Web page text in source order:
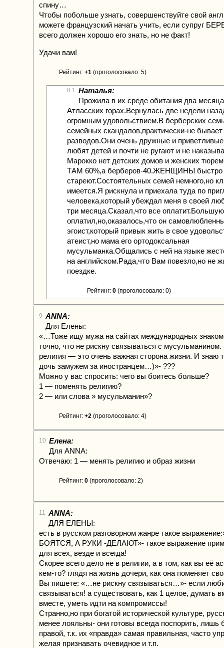
спину…
Чтобы побольше узнать, совершенствуйте свой
можете французский начать учить, если супруг
всего должен хорошо его знать, но не факт!
Удачи вам!
Рейтинг: +1 (проголосовало: 5)
8.1 Наталья:
Прожила в их среде обитания два
Атласских горах.Вернулась две недели
огромным удовольствием.В берберских
семейных скандалов,практически-не бывает
разводов.Они очень дружные и
любят детей и почти не ругают и не
Марокко нет детских домов и женских
ТАМ 60%,а берберов-40.ЖЕНЩИНЫ быстро
стареют.Состоятельных семей немного,но
имеется.Я рискнула и приехала туда по
человека,который убеждал меня в своей
три месяца.Сказал,что все
оплатил,но,оказалось,что он
эгоист,который привык жить в свое
атеист,но мама его ортодоксальная
мусульманка.Общались с ней на языке
на английском.Рада,что Вам повезло,но не
поездке.
Рейтинг: 0 (проголосовало: 0)
9 ANNA:
Для Елены:
«…Тоже ищу мужа на сайтах международных
точно, что не рискну связываться с
религия — это очень важная сторона жизни. И знаю
дочь замужем за иностранцем…)»- ???
Можно у вас спросить: чего вы боитесь больше?
1 — поменять религию?
2 — или слова » мусульманин»?
Рейтинг: +2 (проголосовало: 4)
10 Елена:
Для ANNA:
Отвечаю: 1 — менять религию и образ жизни
Рейтинг: 0 (проголосовало: 2)
11 ANNA:
ДЛЯ ЕЛЕНЫ:
есть в русском разговорном жанре такое
БОЯТСЯ, А РУКИ -ДЕЛАЮТ»- такое выражение
для всех, везде и всегда!
Скорее всего дело не в религии, а в том, как вы её
кем-то? глядя на жизнь дочери, как она поменяет
Вы пишете: «…не рискну связываться…»- если
связываться! а существовать, как 1 целое, думать
вместе, уметь идти на компромиссы!
Странно,но при богатой исторической культуре,
менее лояльны- они готовы всегда поспорить, лишь
правой, т.к. их «правда» самая правильная, часто
желая признавать очевидное и т.п.